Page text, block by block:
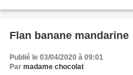
Flan banane mandarine
Publié le 03/04/2020 à 09:01
Par madame chocolat